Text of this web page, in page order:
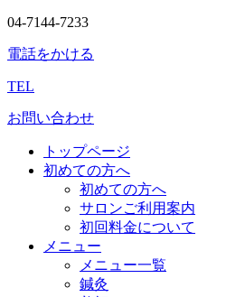
04-7144-7233
電話をかける
TEL
お問い合わせ
トップページ
初めての方へ
初めての方へ
サロンご利用案内
初回料金について
メニュー
メニュー一覧
鍼灸